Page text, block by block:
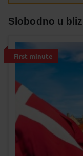
Slobodno u
First minute